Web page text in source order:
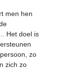
men hen
Het doel is
zo
zich zo